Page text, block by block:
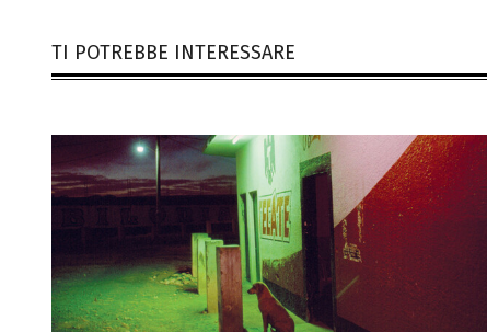
TI POTREBBE INTERESSARE